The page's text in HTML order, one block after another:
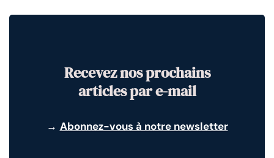
Recevez nos prochains
articles par e-mail
→ Abonnez-vous à notre newsletter